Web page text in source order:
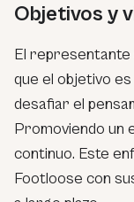
Objetivos y
El representante
que el objetivo
desafiar el
Promoviendo un
continuo. Este
Footloose con